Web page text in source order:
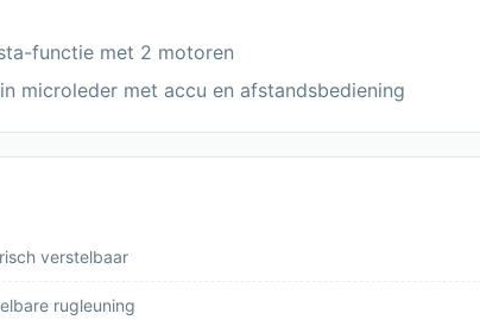
functie met 2 motoren
microleder met accu en afstandsbediening
verstelbaar
rugleuning